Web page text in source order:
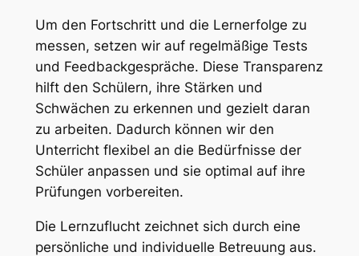
Um den Fortschritt und die Lernerfolge zu
messen, setzen wir auf regelmäßige Tests
und Feedbackgespräche. Diese Transparenz
hilft den Schülern, ihre Stärken und
Schwächen zu erkennen und gezielt daran
zu arbeiten. Dadurch können wir den
Unterricht flexibel an die Bedürfnisse der
Schüler anpassen und sie optimal auf ihre
Prüfungen vorbereiten.
Die Lernzuflucht zeichnet sich durch eine
persönliche und individuelle Betreuung aus.